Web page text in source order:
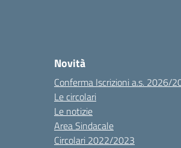
Novità
Conferma Iscrizioni a.s. 2026/
Le circolari
Le notizie
Area Sindacale
Circolari 2022/2023